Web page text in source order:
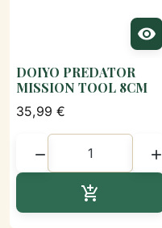

DOIYO PREDATOR
MISSION TOOL 8CM
35,99 €
 
